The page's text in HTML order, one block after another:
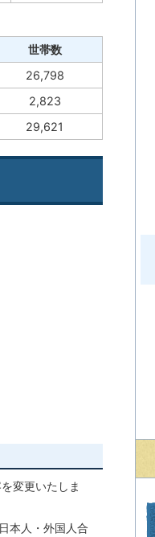
世帯数
26,798
2,823
29,621
変更いたしま
本人・外国人合